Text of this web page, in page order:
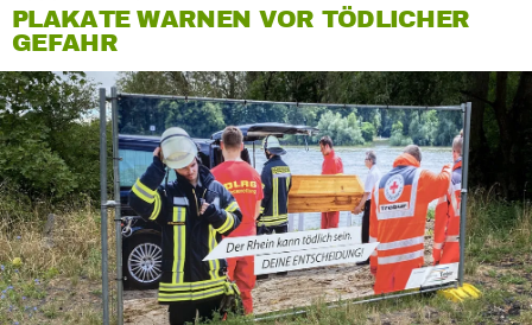
PLAKATE WARNEN VOR TÖDLICHER
GEFAHR